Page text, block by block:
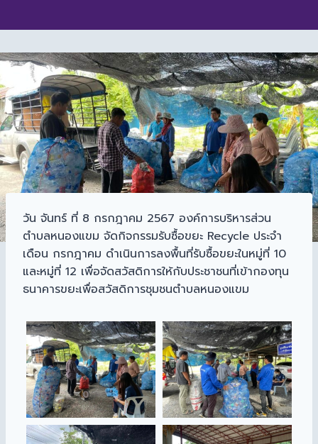
วัน จันทร์ ที่ 8 กรกฎาคม 2567 องค์การบริหารส่วน
ตำบลหนองแขม จัดกิจกรรมรับซื้อขยะ Recycle ประจำ
เดือน กรกฎาคม ดำเนินการลงพื้นที่รับซื้อขยะในหมู่ที่ 10
และหมู่ที่ 12 เพื่อจัดสวัสดิการให้กับประชาชนที่เข้ากองทุน
ธนาคารขยะเพื่อสวัสดิการชุมชนตำบลหนองแขม